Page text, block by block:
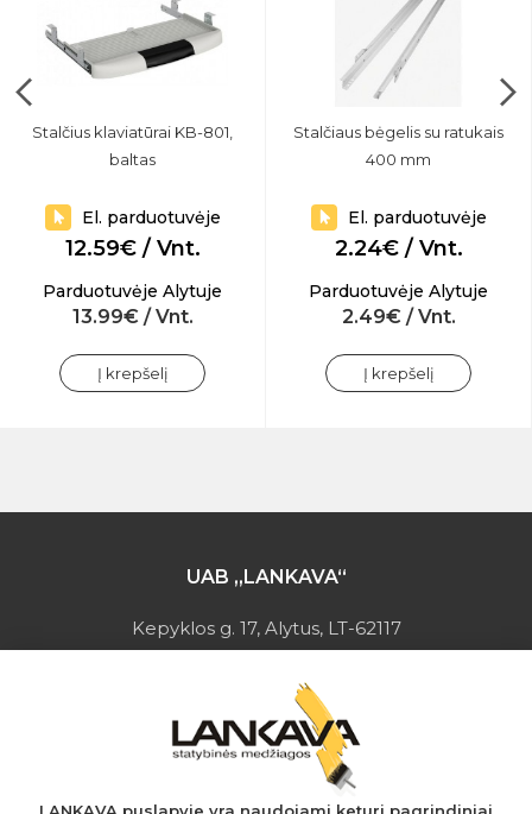
Stalčius klaviatūrai KB-801,
baltas
El. parduotuvėje
12.59€ / Vnt.
Parduotuvėje Alytuje
13.99€ / Vnt.
Į krepšelį
Stalčiaus bėgelis su ratukais
400 mm
El. parduotuvėje
2.24€ / Vnt.
Parduotuvėje Alytuje
2.49€ / Vnt.
Į krepšelį
UAB „LANKAVA“
Kepyklos g. 17, Alytus, LT-62117
Įmonės kodas: 149728275
PVM mokėtojo kodas: LT497282716
A.s.: LT037044060001923651
AB SEB bankas
+370 610 42 222